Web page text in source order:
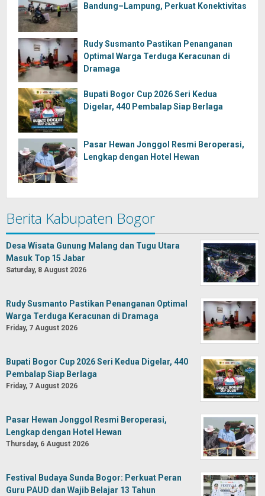
Bandung–Lampung, Perkuat Konektivitas
Rudy Susmanto Pastikan Penanganan
Optimal Warga Terduga Keracunan di
Dramaga
Bupati Bogor Cup 2026 Seri Kedua
Digelar, 440 Pembalap Siap Berlaga
Pasar Hewan Jonggol Resmi Beroperasi,
Lengkap dengan Hotel Hewan
Berita Kabupaten Bogor
Desa Wisata Gunung Malang dan Tugu Utara
Masuk Top 15 Jabar
Saturday, 8 August 2026
Rudy Susmanto Pastikan Penanganan Optimal
Warga Terduga Keracunan di Dramaga
Friday, 7 August 2026
Bupati Bogor Cup 2026 Seri Kedua Digelar, 440
Pembalap Siap Berlaga
Friday, 7 August 2026
Pasar Hewan Jonggol Resmi Beroperasi,
Lengkap dengan Hotel Hewan
Thursday, 6 August 2026
Festival Budaya Sunda Bogor: Perkuat Peran
Guru PAUD dan Wajib Belajar 13 Tahun